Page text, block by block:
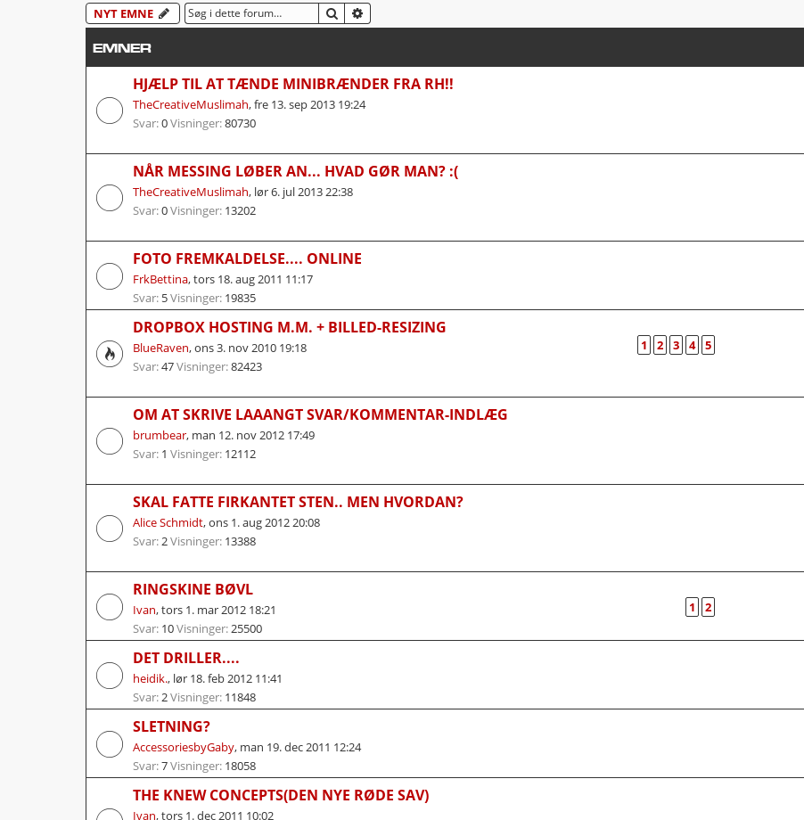
NYT EMNE SØG
EMNER
HJÆLP TIL AT TÆNDE MINIBRÆNDER FRA RH!!
TheCreativeMuslimah,fre 13. sep 2013 19:24
Svar:0Visninger:80730
NÅR MESSING LØBER AN... HVAD GØR MAN? :(
TheCreativeMuslimah, lør 6. jul 2013 22:38
Svar:0Visninger: 13202
FOTO FREMKALDELSE.... ONLINE
FrkBettina,tors 18. aug 2011 11:17
Svar: 5Visninger: 19835
DROPBOX HOSTING M.M. + BILLED-RESIZING
BlueRaven,ons 3. nov 2010 19:18
Svar:47Visninger:82423
1 2 3 4 5
OM AT SKRIVE LAAANGT SVAR/KOMMENTAR-INDLÆG
brumbear, man 12. nov 2012 17:49
Svar: 1 Visninger: 12112
SKAL FATTE FIRKANTET STEN.. MEN HVORDAN?
Alice Schmidt,ons 1. aug 2012 20:08
Svar:2Visninger: 13388
RINGSKINE BØVL
Ivan,tors 1. mar 2012 18:21
Svar: 10Visninger:25500
1 2
DET DRILLER....
heidik., lør 18. feb 2012 11:41
Svar:2Visninger: 11848
SLETNING?
AccessoriesbyGaby, man 19. dec 2011 12:24
Svar:7Visninger: 18058
THE KNEW CONCEPTS(DEN NYE RØDE SAV)
Ivan,tors 1. dec 2011 10:02